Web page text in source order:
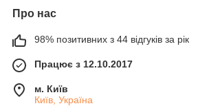
Про нас
98% позитивних з 44 відгуків за рік
Працює з 12.10.2017
м. Київ
Київ, Україна